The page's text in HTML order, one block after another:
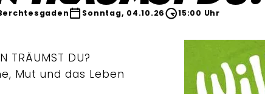
Sonntag, 04.10.26 15:00 Uhr
TRÄUMST DU?
Mut und das Leben